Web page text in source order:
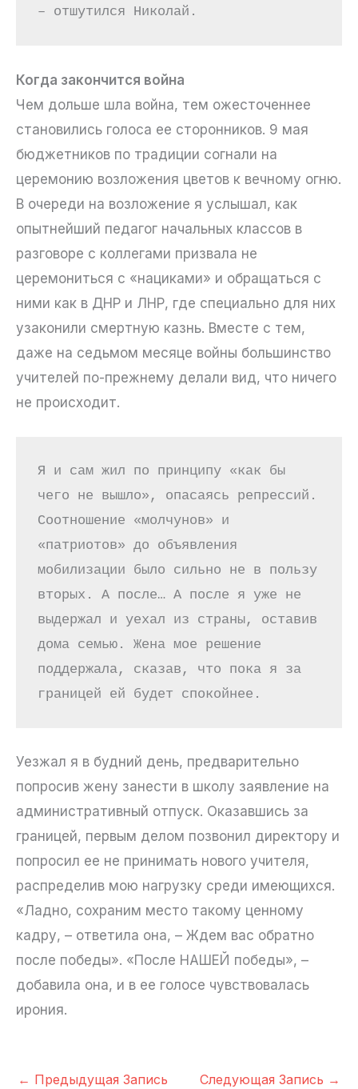
– отшутился Николай.
Когда закончится война
Чем дольше шла война, тем ожесточеннее
становились голоса ее сторонников. 9 мая
бюджетников по традиции согнали на
церемонию возложения цветов к вечному огню.
В очереди на возложение я услышал, как
опытнейший педагог начальных классов в
разговоре с коллегами призвала не
церемониться с «нациками» и обращаться с
ними как в ДНР и ЛНР, где специально для них
узаконили смертную казнь. Вместе с тем,
даже на седьмом месяце войны большинство
учителей по-прежнему делали вид, что ничего
не происходит.
Я и сам жил по принципу «как бы
чего не вышло», опасаясь репрессий.
Соотношение «молчунов» и
«патриотов» до объявления
мобилизации было сильно не в пользу
вторых. А после… А после я уже не
выдержал и уехал из страны, оставив
дома семью. Жена мое решение
поддержала, сказав, что пока я за
границей ей будет спокойнее.
Уезжал я в будний день, предварительно
попросив жену занести в школу заявление на
административный отпуск. Оказавшись за
границей, первым делом позвонил директору и
попросил ее не принимать нового учителя,
распределив мою нагрузку среди имеющихся.
«Ладно, сохраним место такому ценному
кадру, – ответила она, – Ждем вас обратно
после победы». «После НАШЕЙ победы», –
добавила она, и в ее голосе чувствовалась
ирония.
← Предыдущая Запись Следующая Запись →